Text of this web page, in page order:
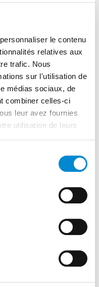
le contenu
relatives aux
trafic. Nous
sur l'utilisation de
médias sociaux, de
combiner celles-ci
leur avez fournies
utilisation de leurs
cours à l’aéroport
avec les
aux exigences de
les vols sont maintenus
de l’exercice en
de photos et de
sur la plateforme
compréhension.